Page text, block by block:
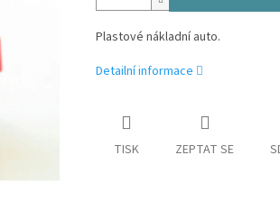
Plastové nákladní auto.
Detailní informace
TISK ZEPTAT SE